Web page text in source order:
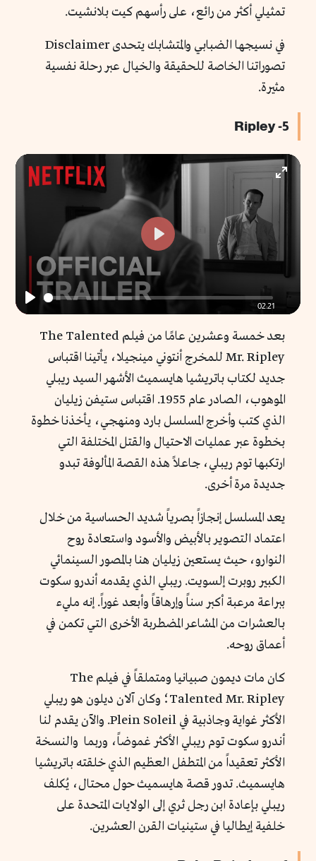
تمثيلي أكثر من رائع، على رأسهم كيت بلانشيت.
في نسيجها الضبابي والمتشابك يتحدى Disclaimer
تصوراتنا الخاصة للحقيقة والخيال عبر رحلة نفسية
مثيرة.
5- Ripley
Play
02:21
Play
بعد خمسة وعشرين عامًا من فيلم The Talented
Mr. Ripley للمخرج أنتوني مينجيلا، يأتينا اقتباس
جديد لكتاب باتريشيا هايسميث الأشهر السيد ريبلي
الموهوب، الصادر عام 1955. اقتباس ستيفن زيليان
الذي كتب وأخرج المسلسل بارد ومنهجي، يأخذنا خطوة
بخطوة عبر عمليات الاحتيال والقتل المختلفة التي
ارتكبها توم ريبلي، جاعلاً هذه القصة المألوفة تبدو
جديدة مرة أخرى.
يعد المسلسل إنجازاً بصرياً شديد الحساسية من خلال
اعتماد التصوير بالأبيض والأسود واستعادة روح
النوارو، حيث يستعين زيليان هنا بالمصور السينمائي
الكبير روبرت إلسويت. ريبلي الذي يقدمه أندرو سكوت
ببراعة مرعبة أكبر سناً وإرهاقاً وأبعد غوراً. إنه مليء
بالعشرات من المشاعر المضطربة الأخرى التي تكمن في
أعماق روحه.
كان مات ديمون صبيانيا ومتملقاً في فيلم The
Talented Mr. Ripley؛ وكان آلان ديلون هو ريبلي
الأكثر غواية وجاذبية في Plein Soleil. والآن يقدم لنا
أندرو سكوت توم ريبلي الأكثر غموضاً، وربما والنسخة
الأكثر تعقيداً من المتطفل العظيم الذي خلقته باتريشيا
هايسميث. تدور قصة هايسميث حول محتال، يُكلف
ريبلي بإعادة ابن رجل ثري إلى الولايات المتحدة على
خلفية إيطاليا في ستينيات القرن العشرين.